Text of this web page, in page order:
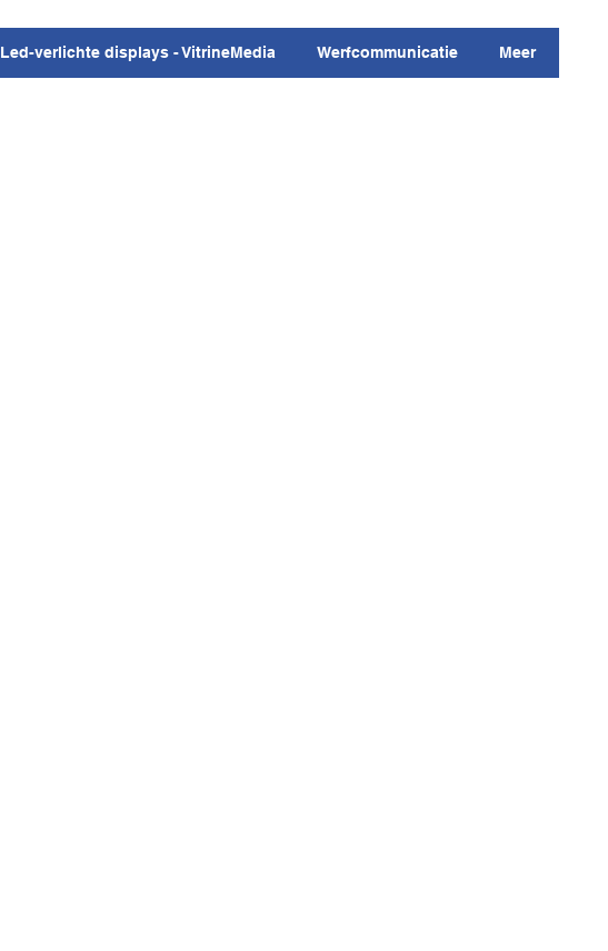
Led-verlichte displays - VitrineMedia Werfcommunicatie Meer